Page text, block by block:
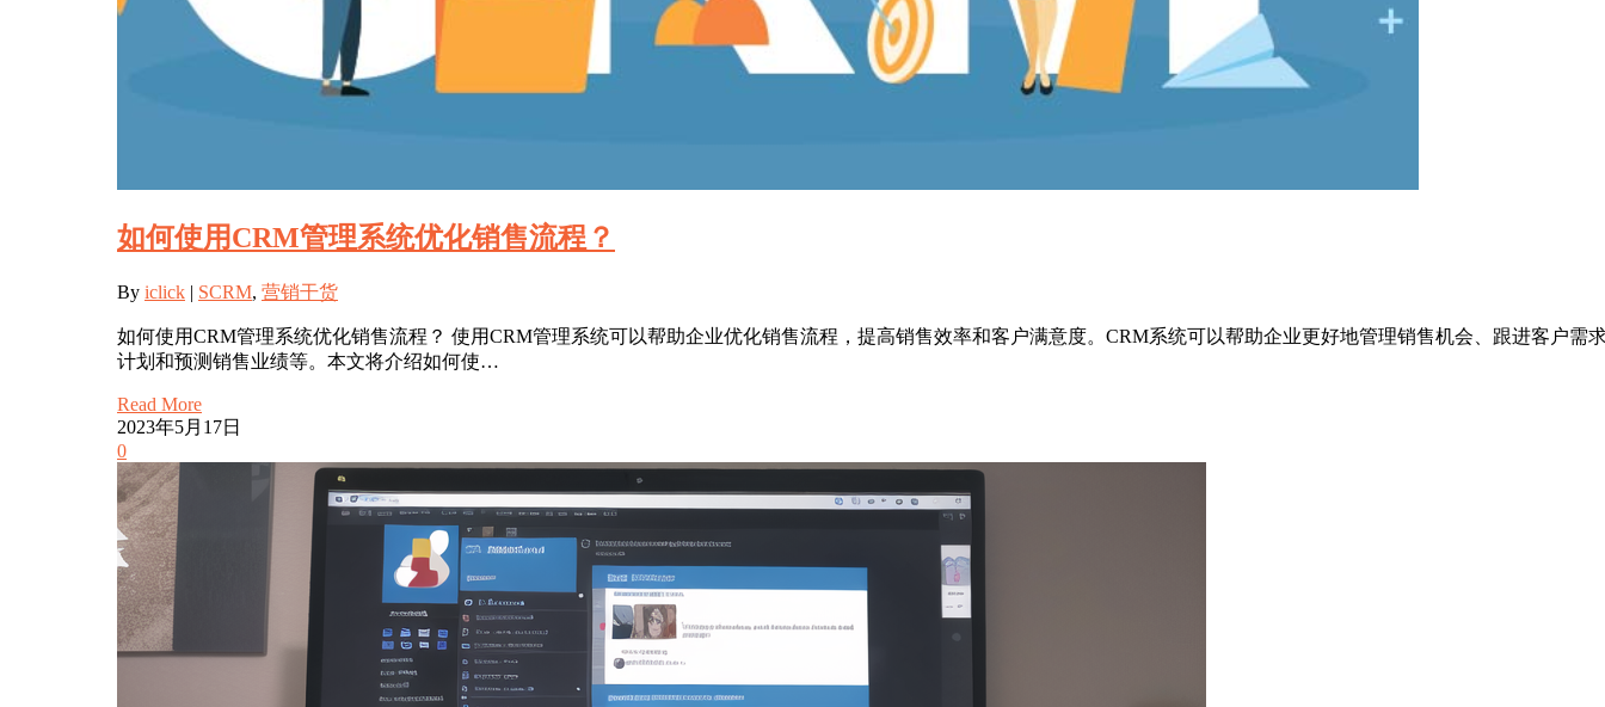
如何使用CRM管理系统优化销售流程？
By iclick | SCRM, 营销干货
如何使用CRM管理系统优化销售流程？ 使用CRM管理系统可以帮助企业优化销售流程，提高销售效率和客户满意度。CRM系统可以帮助企业更好地管理销售机会、跟进客户需
计划和预测销售业绩等。本文将介绍如何使…
Read More
2023年5月17日
0